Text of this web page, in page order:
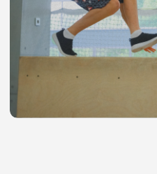
Воркаут
Скалолазание
Трикинг
Прыжки на батутах
Договор ‎Меридиан